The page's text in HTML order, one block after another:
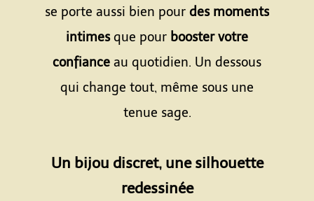
se porte aussi bien pour des moments
intimesque pour booster votre
confiance au quotidien. Un dessous
qui change tout, même sous une
tenue sage.
Un bijou discret, une silhouette
redessinée